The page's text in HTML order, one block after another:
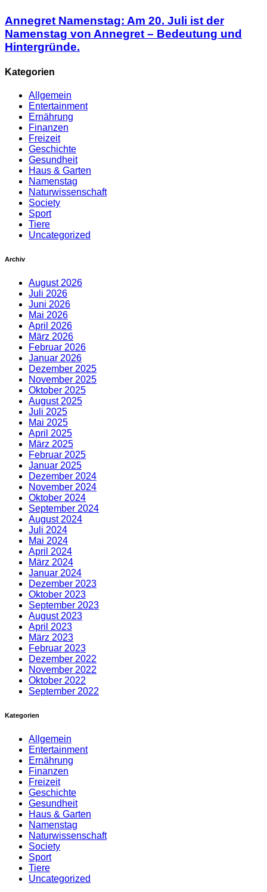
Annegret Namenstag: Am 20. Juli ist der
Namenstag von Annegret – Bedeutung und
Hintergründe.
Kategorien
Allgemein
Entertainment
Ernährung
Finanzen
Freizeit
Geschichte
Gesundheit
Haus & Garten
Namenstag
Naturwissenschaft
Society
Sport
Tiere
Uncategorized
Archiv
August 2026
Juli 2026
Juni 2026
Mai 2026
April 2026
März 2026
Februar 2026
Januar 2026
Dezember 2025
November 2025
Oktober 2025
August 2025
Juli 2025
Mai 2025
April 2025
März 2025
Februar 2025
Januar 2025
Dezember 2024
November 2024
Oktober 2024
September 2024
August 2024
Juli 2024
Mai 2024
April 2024
März 2024
Januar 2024
Dezember 2023
Oktober 2023
September 2023
August 2023
April 2023
März 2023
Februar 2023
Dezember 2022
November 2022
Oktober 2022
September 2022
Kategorien
Allgemein
Entertainment
Ernährung
Finanzen
Freizeit
Geschichte
Gesundheit
Haus & Garten
Namenstag
Naturwissenschaft
Society
Sport
Tiere
Uncategorized